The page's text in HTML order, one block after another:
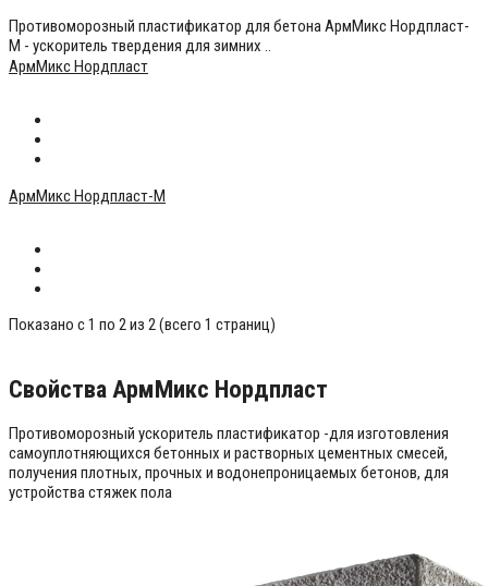
Противоморозный пластификатор для бетона АрмМикс Нордпласт-
М - ускоритель твердения для зимних ..
АрмМикс Нордпласт
АрмМикс Нордпласт-М
Показано с 1 по 2 из 2 (всего 1 страниц)
Свойства АрмМикс Нордпласт
Противоморозный ускоритель пластификатор -для изготовления
самоуплотняющихся бетонных и растворных цементных смесей,
получения плотных, прочных и водонепроницаемых бетонов, для
устройства стяжек пола